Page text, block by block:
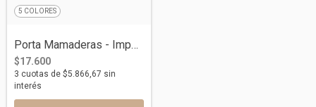
5 COLORES
Porta Mamaderas - Impermeable (Tamaño 25...
$17.600
3 cuotas de $5.866,67 sin
interés